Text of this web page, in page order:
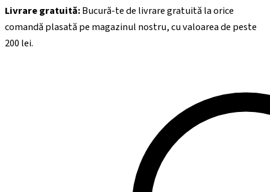
Livrare gratuită:Bucură-te de livrare gratuită la orice
comandă plasată pe magazinul nostru, cu valoarea de peste
200 lei.